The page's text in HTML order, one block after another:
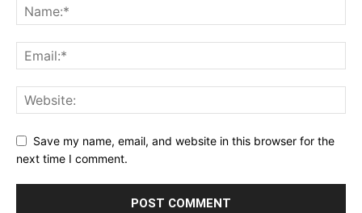
Save my name, email, and website in this browser for the
next time I comment.